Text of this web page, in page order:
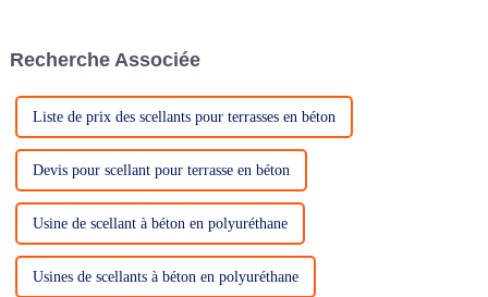
Recherche Associée
Liste de prix des scellants pour terrasses en béton
Devis pour scellant pour terrasse en béton
Usine de scellant à béton en polyuréthane
Usines de scellants à béton en polyuréthane